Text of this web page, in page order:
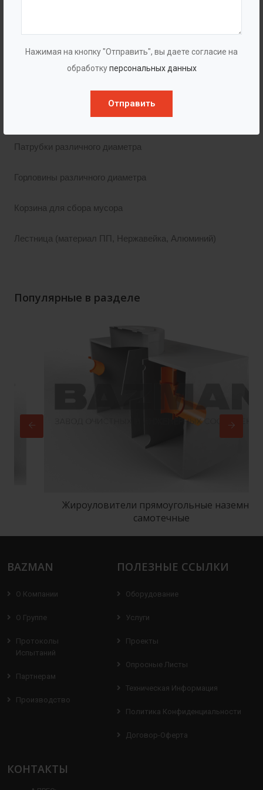
Нажимая на кнопку "Отправить", вы даете согласие на
обработкуперсональных данных
Отправить
Патрубки различного диаметра
Горловины различного диаметра
Корзина для сбора мусора
Лестница (материал ПП, Нержавейка, Алюминий)
Популярные в разделе
Жироуловители прямоугольные наземные
самотечные
BAZMAN
О Компании
О Группе
Протоколы
Испытаний
Партнерам
Производство
ПОЛЕЗНЫЕ ССЫЛКИ
Оборудование
Услуги
Проекты
Опросные Листы
Техническая Информация
Политика Конфиденциальности
Договор-Оферта
КОНТАКТЫ